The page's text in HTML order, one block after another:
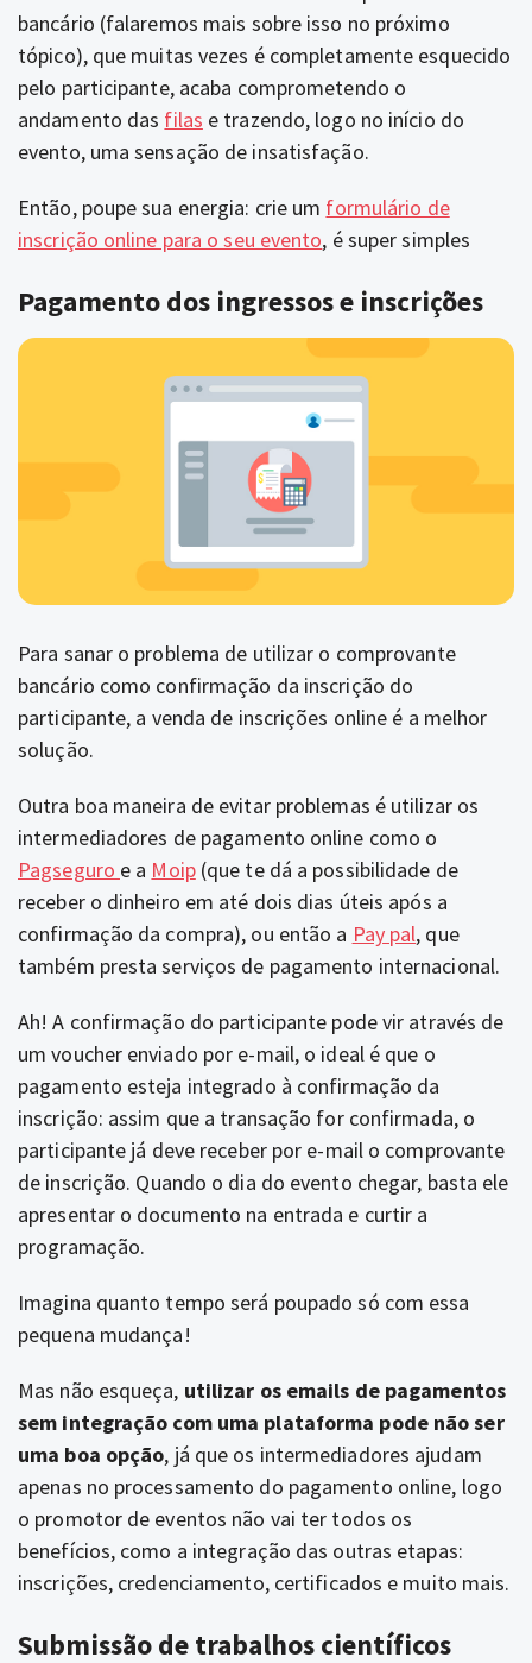
bancário (falaremos mais sobre isso no próximo
tópico), que muitas vezes é completamente esquecido
pelo participante, acaba comprometendo o
andamento das filas e trazendo, logo no início do
evento, uma sensação de insatisfação.
Então, poupe sua energia: crie um formulário de
inscrição online para o seu evento, é super simples
Pagamento dos ingressos e inscrições
Para sanar o problema de utilizar o comprovante
bancário como confirmação da inscrição do
participante, a venda de inscrições online é a melhor
solução.
Outra boa maneira de evitar problemas é utilizar os
intermediadores de pagamento online como o
Pagseguro e a Moip(que te dá a possibilidade de
receber o dinheiro em até dois dias úteis após a
confirmação da compra), ou então a Pay pal, que
também presta serviços de pagamento internacional.
Ah! A confirmação do participante pode vir através de
um voucher enviado por e-mail, o ideal é que o
pagamento esteja integrado à confirmação da
inscrição: assim que a transação for confirmada, o
participante já deve receber por e-mail o comprovante
de inscrição. Quando o dia do evento chegar, basta ele
apresentar o documento na entrada e curtir a
programação.
Imagina quanto tempo será poupado só com essa
pequena mudança!
Mas não esqueça, utilizar os emails de pagamentos
sem integração com uma plataforma pode não ser
uma boa opção, já que os intermediadores ajudam
apenas no processamento do pagamento online, logo
o promotor de eventos não vai ter todos os
benefícios, como a integração das outras etapas:
inscrições, credenciamento, certificados e muito mais.
Submissão de trabalhos científicos